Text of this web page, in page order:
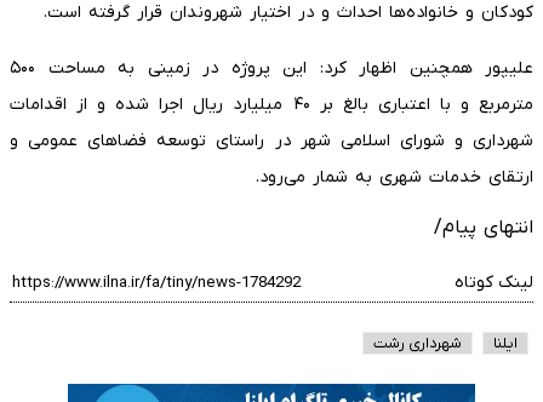
کودکان و خانواده‌ها احداث و در اختیار شهروندان قرار گرفته است.
علیپور همچنین اظهار کرد: این پروژه در زمینی به مساحت ۵۰۰
مترمربع و با اعتباری بالغ بر ۴۰ میلیارد ریال اجرا شده و از اقدامات
شهرداری و شورای اسلامی شهر در راستای توسعه فضاهای عمومی و
ارتقای خدمات شهری به شمار می‌رود.
انتهای پیام/
لینک کوتاه
ایلنا شهرداری رشت